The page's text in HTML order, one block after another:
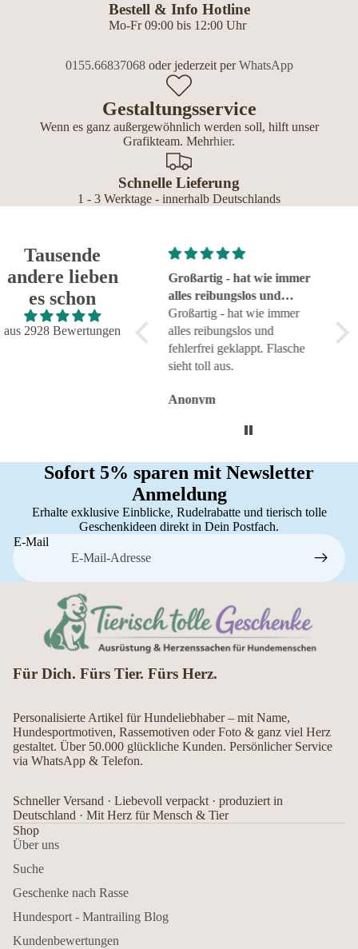
Bestell & Info Hotline
Mo-Fr 09:00 bis 12:00 Uhr
0155.66837068oder jederzeit perWhatsApp
Gestaltungsservice
Wenn es ganz außergewöhnlich werden soll, hilft unser
Grafikteam. Mehrhier.
Schnelle Lieferung
1 - 3 Werktage - innerhalb Deutschlands
Tausende
andere lieben
es schon
aus 2928 Bewertungen
Super!
Super!
Großartig - hat wie immer
alles reibungslos und
fehlerfrei geklappt
Großartig - hat wie immer
alles reibungslos und
fehlerfrei geklappt. Flasche
sieht toll aus.
Anonym
Sofort 5% sparen mit Newsletter
Anmeldung
Erhalte exklusive Einblicke, Rudelrabatte und tierisch tolle
Geschenkideen direkt in Dein Postfach.
E-Mail
Für Dich. Fürs Tier. Fürs Herz.
Personalisierte Artikel für Hundeliebhaber – mit Name,
Hundesportmotiven, Rassemotiven oder Foto & ganz viel Herz
gestaltet. Über 50.000 glückliche Kunden. Persönlicher Service
via WhatsApp & Telefon.
Schneller Versand · Liebevoll verpackt · produziert in
Deutschland · Mit Herz für Mensch & Tier
Shop
Über uns
Suche
Geschenke nach Rasse
Hundesport - Mantrailing Blog
Kundenbewertungen